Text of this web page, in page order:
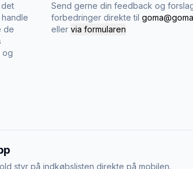
det
de
og
Send gerne din feedback og
forbedringer direkte til
eller via formularen
styr på indkøbslisten direkte på mobilen.